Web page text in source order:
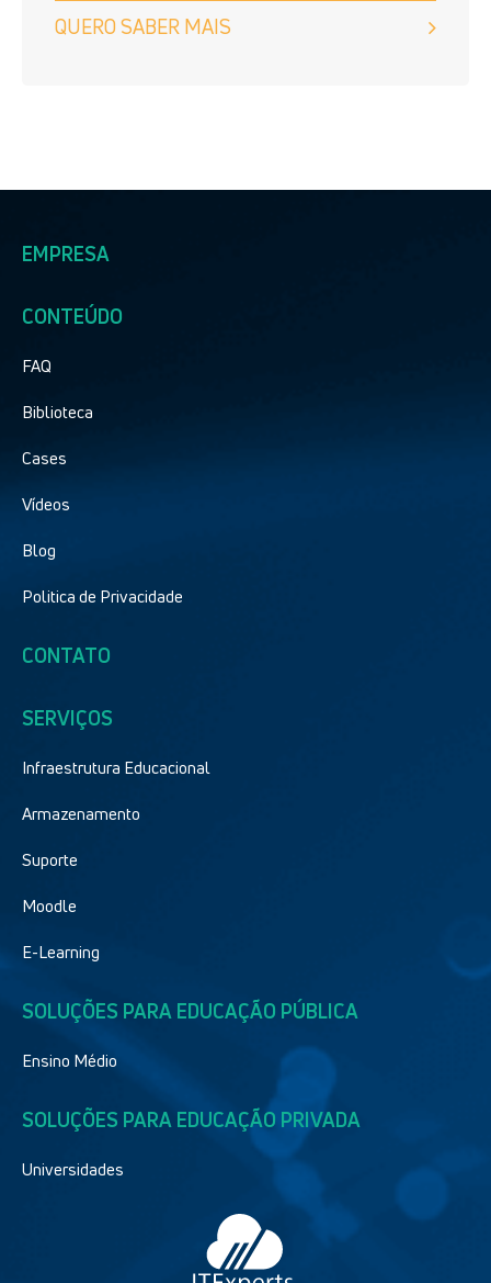
QUERO SABER MAIS
EMPRESA
CONTEÚDO
FAQ
Biblioteca
Cases
Vídeos
Blog
Politica de Privacidade
CONTATO
SERVIÇOS
Infraestrutura Educacional
Armazenamento
Suporte
Moodle
E-Learning
SOLUÇÕES PARA EDUCAÇÃO PÚBLICA
Ensino Médio
SOLUÇÕES PARA EDUCAÇÃO PRIVADA
Universidades